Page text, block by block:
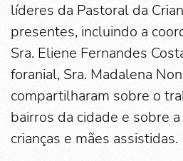
líderes da Pastoral da
presentes, incluindo a
Sra. Eliene Fernandes
foranial, Sra. Madalena
compartilharam sobre o
bairros da cidade e sobre
crianças e mães assistidas.